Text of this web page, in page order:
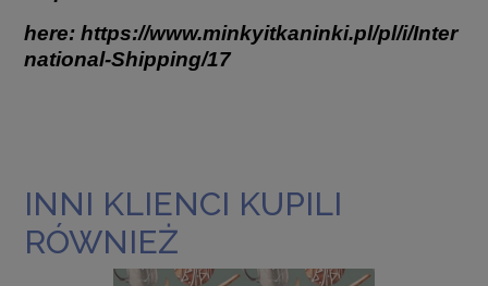
here: https://www.minkyitkaninki.pl/pl/i/Inter
national-Shipping/17
INNI KLIENCI KUPILI
RÓWNIEŻ